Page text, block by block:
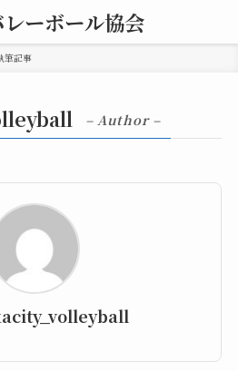
ーボール協会
筆記事
– Author –